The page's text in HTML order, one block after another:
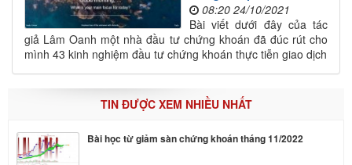
08:20 24/10/2021
Bài viết dưới đây của tác
giả Lâm Oanh một nhà đầu tư chứng khoán đã đúc rút cho
mình 43 kinh nghiệm đầu tư chứng khoán thực tiễn giao dịch
TIN ĐƯỢC XEM NHIỀU NHẤT
Bài học từ giảm sàn chứng khoán tháng 11/2022